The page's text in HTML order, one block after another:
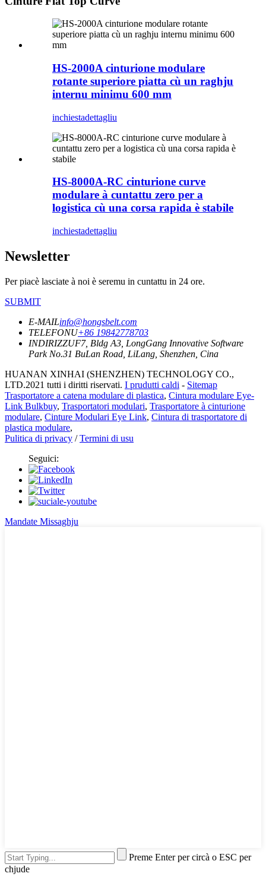
HS-2000A cinturione modulare
rotante superiore piatta cù un raghju
internu minimu 600 mm
inchiestadettagliu
HS-8000A-RC cinturione curve
modulare à cuntattu zero per a
logistica cù una corsa rapida è stabile
inchiestadettagliu
Newsletter
Per piacè lasciate à noi è seremu in cuntattu in 24 ore.
SUBMIT
E-MAILinfo@hongsbelt.com
TELEFONU+86 19842778703
INDIRIZZUF7, Bldg A3, LongGang Innovative Software
Park No.31 BuLan Road, LiLang, Shenzhen, Cina
HUANAN XINHAI (SHENZHEN) TECHNOLOGY CO.,
LTD.2021 tutti i diritti riservati. I prudutti caldi - Sitemap
Trasportatore a catena modulare di plastica, Cintura modulare Eye-
Link Bulkbuy, Trasportatori modulari, Trasportatore à cinturione
modulare, Cinture Modulari Eye Link, Cintura di trasportatore di
plastica modulare,
Pulitica di privacy /Termini di usu
Seguici:
Mandate Missaghju
Preme Enter per circà o ESC per
chjude